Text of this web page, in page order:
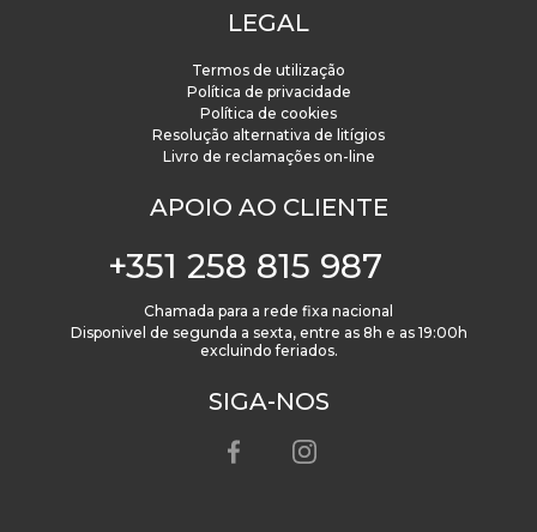
LEGAL
Termos de utilização
Política de privacidade
Política de cookies
Resolução alternativa de litígios
Livro de reclamações on-line
APOIO AO CLIENTE
+351 258 815 987
Chamada para a rede fixa nacional
Disponivel de segunda a sexta, entre as 8h e as 19:00h
excluindo feriados.
SIGA-NOS